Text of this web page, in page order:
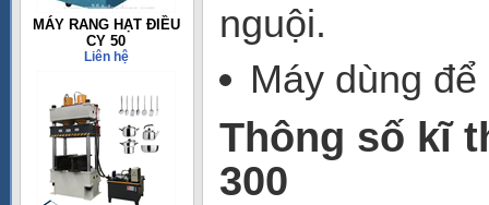
MÁY RANG HẠT ĐIỀU
CY 50
Liên hệ
nguội.
Máy dùng
Thông số kĩ
300